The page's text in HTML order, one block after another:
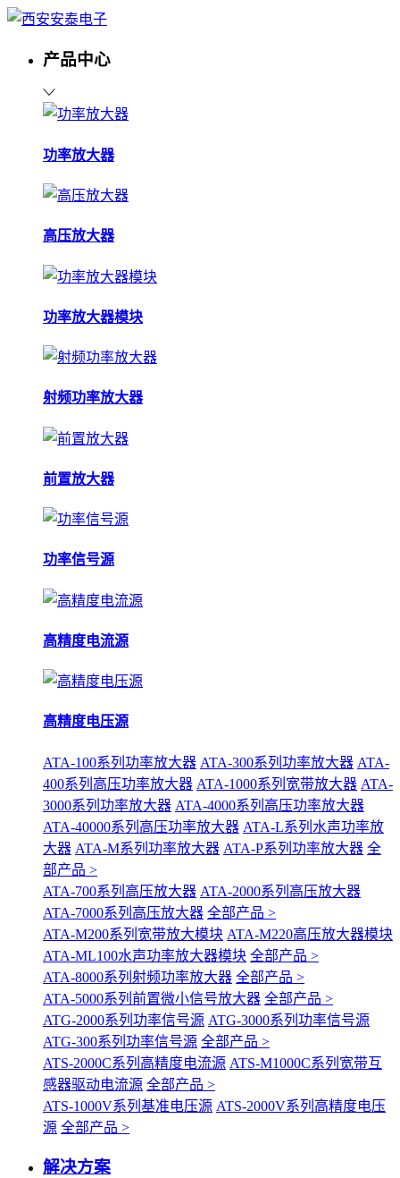
产品中心
功率放大器
高压放大器
功率放大器模块
射频功率放大器
前置放大器
功率信号源
高精度电流源
高精度电压源
ATA-100系列功率放大器 ATA-300系列功率放大器 ATA-
400系列高压功率放大器 ATA-1000系列宽带放大器 ATA-
3000系列功率放大器 ATA-4000系列高压功率放大器
ATA-40000系列高压功率放大器 ATA-L系列水声功率放
大器 ATA-M系列功率放大器 ATA-P系列功率放大器 全
部产品 >
ATA-700系列高压放大器 ATA-2000系列高压放大器
ATA-7000系列高压放大器 全部产品 >
ATA-M200系列宽带放大模块 ATA-M220高压放大器模块
ATA-ML100水声功率放大器模块 全部产品 >
ATA-8000系列射频功率放大器 全部产品 >
ATA-5000系列前置微小信号放大器 全部产品 >
ATG-2000系列功率信号源 ATG-3000系列功率信号源
ATG-300系列功率信号源 全部产品 >
ATS-2000C系列高精度电流源 ATS-M1000C系列宽带互
感器驱动电流源 全部产品 >
ATS-1000V系列基准电压源 ATS-2000V系列高精度电压
源 全部产品 >
解决方案